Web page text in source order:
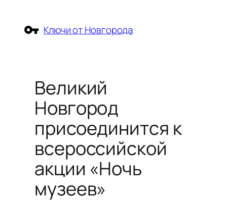
содержимомуКлючи от Новгорода
Великий
Новгород
присоединится к
всероссийской
акции «Ночь
музеев»